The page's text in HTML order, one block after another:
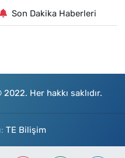
Son Dakika Haberleri
Her hakkı saklıdır.
TE Bilişim